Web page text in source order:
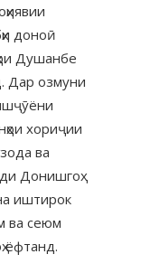
доноӣ
Душанбе
Дар озмуни
хориҷии
ва
Донишгоҳ
иштирок
ва сеюм
ёфтанд.